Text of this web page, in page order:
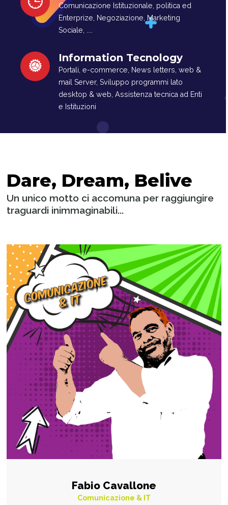
Comunicazione Istituzionale, politica ed
Enterprize, Negoziazione, Marketing
Sociale, ....
Information Tecnology
Portali, e-commerce, News letters, web &
mail Server, Sviluppo programmi lato
desktop & web, Assistenza tecnica ad Enti
e Istituzioni
Dare, Dream, Belive
Un unico motto ci accomuna per raggiungire
traguardi inimmaginabili...
Fabio Cavallone
Comunicazione & IT